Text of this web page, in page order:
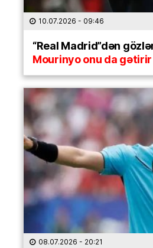
10.07.2026 - 09:46
“Real Madrid”dən
Mourinyo onu da gətirir
08.07.2026 - 20:21